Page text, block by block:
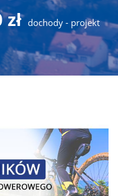
dochody - projekt